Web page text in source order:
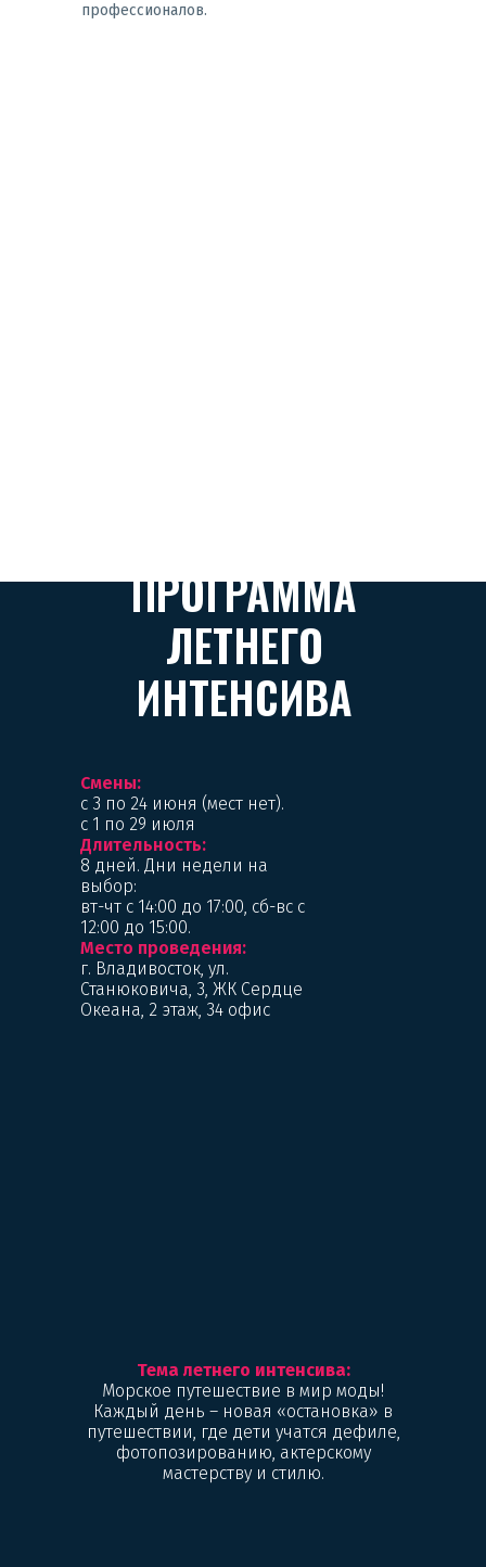
профессионалов.
ПРОГРАММА
ЛЕТНЕГО
ИНТЕНСИВА
Тема летнего интенсива:
Морское путешествие в мир моды!
Каждый день – новая «остановка» в
путешествии, где дети учатся дефиле,
фотопозированию, актерскому
мастерству и стилю.
Смены:
с 3 по 24 июня (мест нет).
с 1 по 29 июля
Длительность:
8 дней. Дни недели на
выбор:
вт-чт с 14:00 до 17:00, сб-вс с
12:00 до 15:00.
Место проведения:
г. Владивосток, ул.
Станюковича, 3, ЖК Сердце
Океана, 2 этаж, 34 офис